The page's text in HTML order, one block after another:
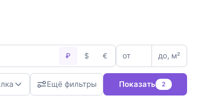
₽ $ € от до, м²
Ещё фильтры Показать 2